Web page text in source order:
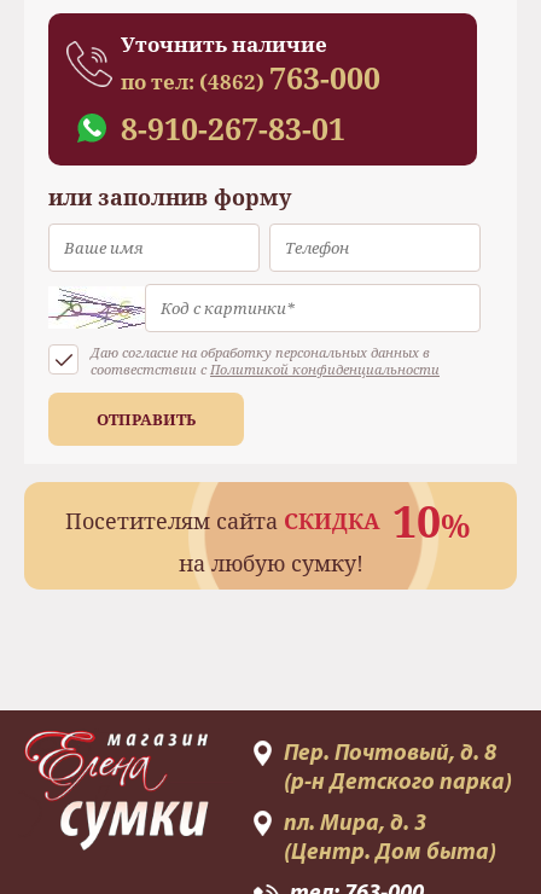
Уточнить наличие
по тел: (4862) 763-000
8-910-267-83-01
или заполнив форму
Даю согласие на обработку персональных данных в
соотвестствии с Политикой конфиденциальности
ОТПРАВИТЬ
Посетителям сайта СКИДКА 10%
на любую сумку!
Пер. Почтовый, д. 8
(р-н Детского парка)
пл. Мира, д. 3
(Центр. Дом быта)